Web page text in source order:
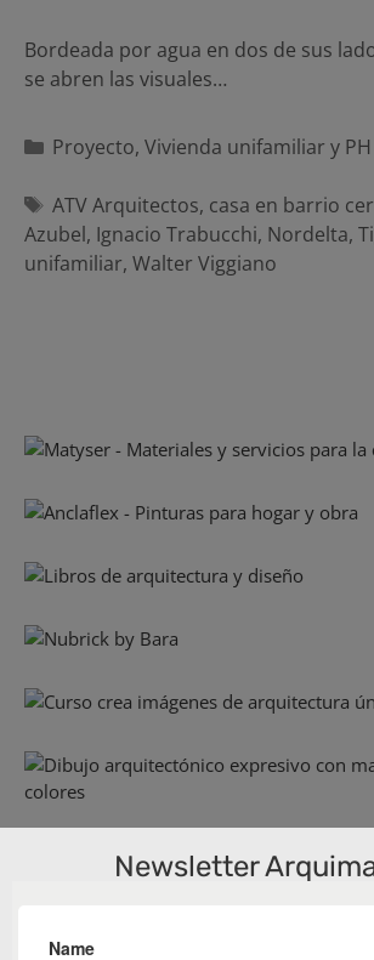
Bordeada por agua en dos de sus
se abren las visuales…
Categorías
Proyecto, Vivienda unifamiliar y PH
Etiquetas
ATV Arquitectos, casa en barrio
Azubel, Ignacio Trabucchi, Nordelta,
unifamiliar, Walter Viggiano
Newsletter